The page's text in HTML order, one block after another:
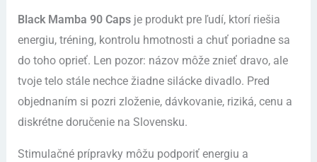
Black Mamba 90 Capsje produkt pre ľudí, ktorí riešia
energiu, tréning, kontrolu hmotnosti a chuť poriadne sa
do toho oprieť. Len pozor: názov môže znieť dravo, ale
tvoje telo stále nechce žiadne silácke divadlo. Pred
objednaním si pozri zloženie, dávkovanie, riziká, cenu a
diskrétne doručenie na Slovensku.
Stimulačné prípravky môžu podporiť energiu a